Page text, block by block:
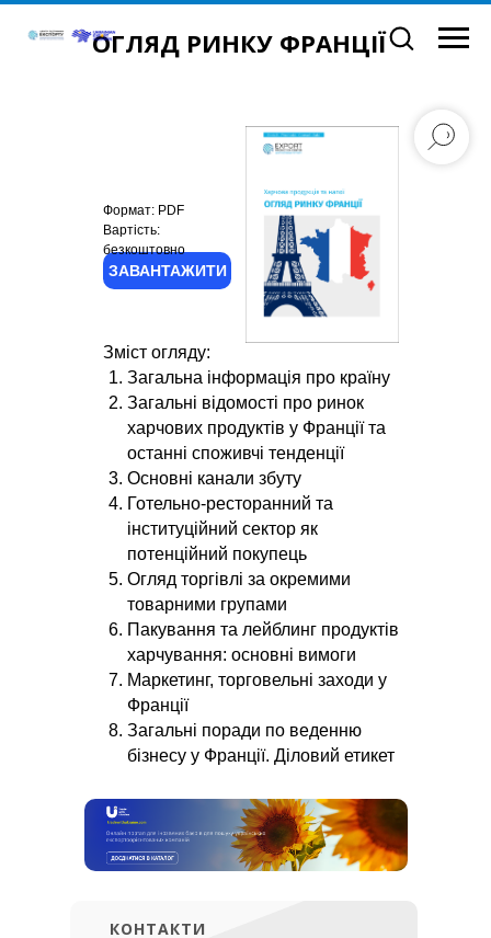
ОГЛЯД РИНКУ ФРАНЦІЇ
Зміст огляду:
Загальна інформація про країну
Загальні відомості про ринок
харчових продуктів у Франції та
останні споживчі тенденції
Основні канали збуту
Готельно-ресторанний та
інституційний сектор як
потенційний покупець
Огляд торгівлі за окремими
товарними групами
Пакування та лейблинг продуктів
харчування: основні вимоги
Маркетинг, торговельні заходи у
Франції
Загальні поради по веденню
бізнесу у Франції. Діловий етикет
ЗАВАНТАЖИТИ
Формат: PDF
Вартість:
безкоштовно
КОНТАКТИ